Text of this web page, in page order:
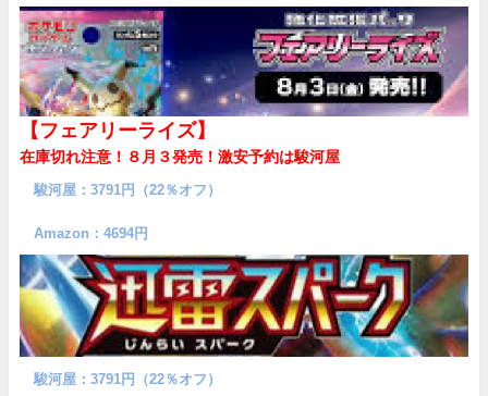
【フェアリーライズ】
在庫切れ注意！８月３発売！ 激安予約は駿河屋
駿河屋：3791円（22％オフ）
Amazon：4694円
駿河屋：3791円（22％オフ）